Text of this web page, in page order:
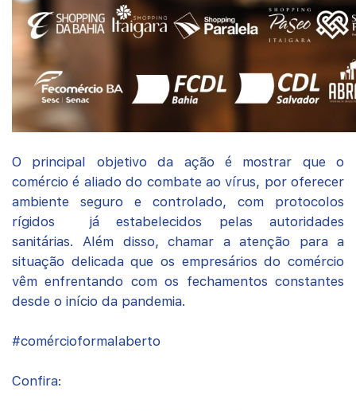
O principal objetivo da ação é mostrar que o
comércio é aliado do combate ao vírus, por oferecer
ambiente seguro e controlado, com protocolos
rígidos já estabelecidos pelas autoridades
sanitárias. Além disso, chamar a atenção para a
situação delicada que os empresários do comércio
vêm enfrentando com os fechamentos constantes
desde o início da pandemia.
#comércioformalaberto
Confira: